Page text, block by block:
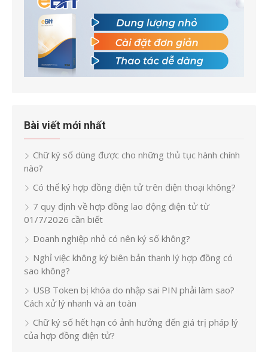
Bài viết mới nhất
Chữ ký số dùng được cho những thủ tục hành chính
nào?
Có thể ký hợp đồng điện tử trên điện thoại không?
7 quy định về hợp đồng lao động điện tử từ
01/7/2026 cần biết
Doanh nghiệp nhỏ có nên ký số không?
Nghỉ việc không ký biên bản thanh lý hợp đồng có
sao không?
USB Token bị khóa do nhập sai PIN phải làm sao?
Cách xử lý nhanh và an toàn
Chữ ký số hết hạn có ảnh hưởng đến giá trị pháp lý
của hợp đồng điện tử?